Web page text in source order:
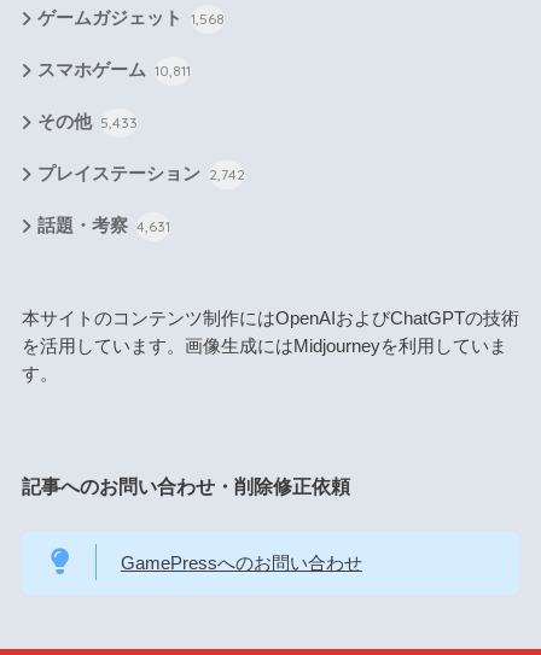
ゲームガジェット 1,568
スマホゲーム 10,811
その他 5,433
プレイステーション 2,742
話題・考察 4,631
本サイトのコンテンツ制作にはOpenAIおよびChatGPTの技術
を活用しています。画像生成にはMidjourneyを利用していま
す。
記事へのお問い合わせ・削除修正依頼
GamePressへのお問い合わせ